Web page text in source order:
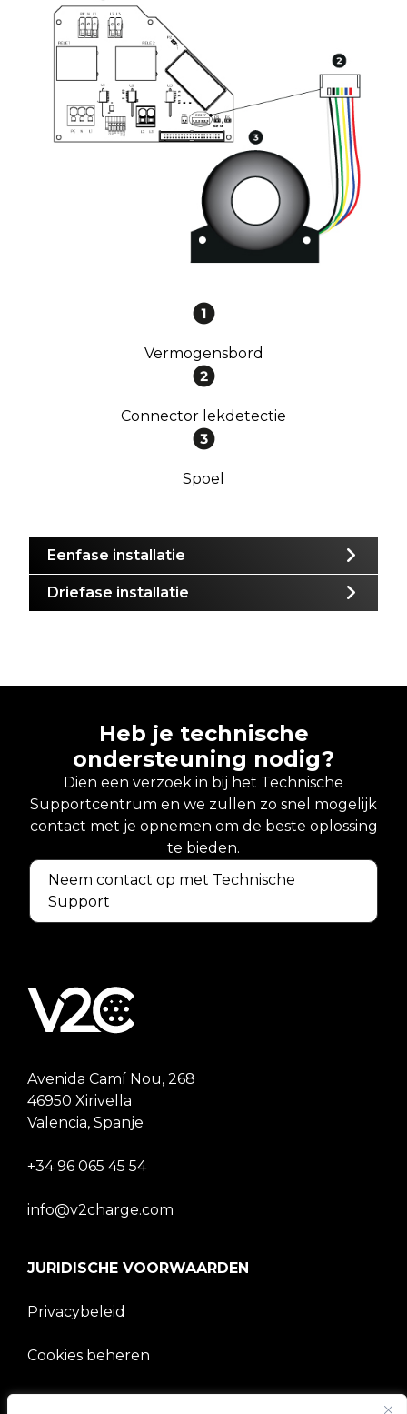
Vermogensbord
Connector lekdetectie
Spoel
Eenfase installatie
Driefase installatie
Heb je technische
ondersteuning nodig?
Dien een verzoek in bij het Technische
Supportcentrum en we zullen zo snel mogelijk
contact met je opnemen om de beste oplossing
te bieden.
Neem contact op met Technische
Support
Avenida Camí Nou, 268
46950 Xirivella
Valencia, Spanje
+34 96 065 45 54
info@v2charge.com
JURIDISCHE VOORWAARDEN
Privacybeleid
Cookies beheren